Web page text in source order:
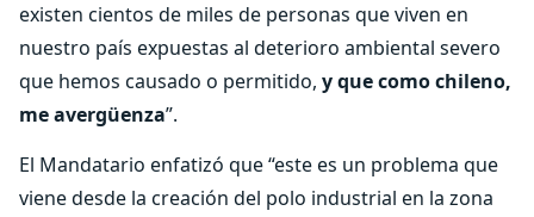
existen cientos de miles de personas que viven en
nuestro país expuestas al deterioro ambiental severo
que hemos causado o permitido, y que como chileno,
me avergüenza”.
El Mandatario enfatizó que “este es un problema que
viene desde la creación del polo industrial en la zona